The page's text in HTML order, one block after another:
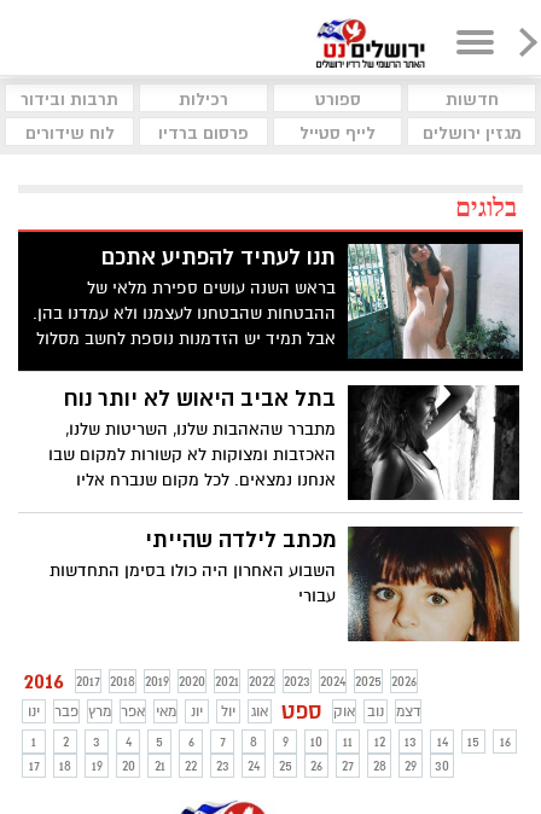
חדשות ספורט רכילות
תרבות ובידור
מגזין ירושלים
לייף סטייל פרסום ברדיו לוח שידורים
בלוגים
תנו לעתיד להפתיע אתכם
בראש השנה עושים ספירת מלאי של
ההבטחות שהבטחנו לעצמנו ולא עמדנו בהן.
אבל תמיד יש הזדמנות נוספת לחשב מסלול
בתל אביב היאוש לא יותר נוח
מתברר שהאהבות שלנו, השריטות שלנו,
האכזבות ומצוקות לא קשורות למקום שבו
אנחנו נמצאים. לכל מקום שנברח אליו
מכתב לילדה שהייתי
השבוע האחרון היה כולו בסימן התחדשות
עבורי
2016 2017 2018 2019 2020 2021 2022 2023 2024 2025
2026
ינו
פבר מרץ אפר מאי יונ יול אוג ספט אוק נוב
דצמ
1
2 3 4 5 6 7 8 9 10 11 12 13 14 15
16
17
18 19 20 21 22 23 24 25 26 27 28 29 30